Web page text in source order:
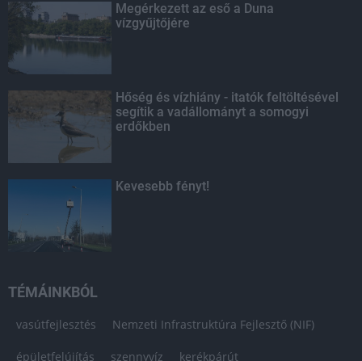
Megérkezett az eső a Duna
vízgyűjtőjére
Hőség és vízhiány - itatók feltöltésével
segítik a vadállományt a somogyi
erdőkben
Kevesebb fényt!
TÉMÁINKBÓL
vasútfejlesztés Nemzeti Infrastruktúra Fejlesztő (NIF)
épületfelújítás szennyvíz kerékpárút